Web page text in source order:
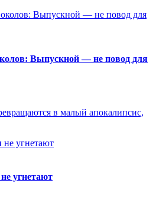
Выпускной — не повод для
в малый апокалипсис,
угнетают